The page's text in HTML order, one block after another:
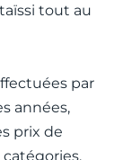
tout au
par
années,
prix de